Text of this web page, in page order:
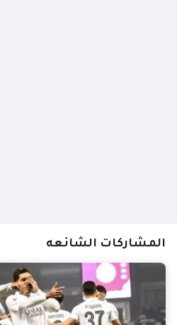
المشاركات الشائعه